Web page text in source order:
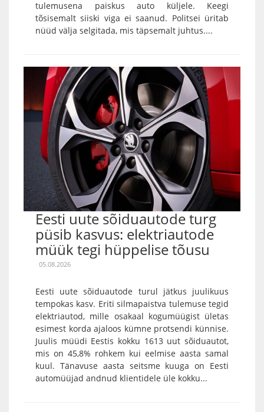
tulemusena paiskus auto küljele. Keegi
tõsisemalt siiski viga ei saanud. Politsei üritab
nüüd välja selgitada, mis täpsemalt juhtus....
Eesti uute sõiduautode turg
püsib kasvus: elektriautode
müük tegi hüppelise tõusu
05.08.2026
Eesti uute sõiduautode turul jätkus juulikuus
tempokas kasv. Eriti silmapaistva tulemuse tegid
elektriautod, mille osakaal kogumüügist ületas
esimest korda ajaloos kümne protsendi künnise.
Juulis müüdi Eestis kokku 1613 uut sõiduautot,
mis on 45,8% rohkem kui eelmise aasta samal
kuul. Tänavuse aasta seitsme kuuga on Eesti
automüüjad andnud klientidele üle kokku...